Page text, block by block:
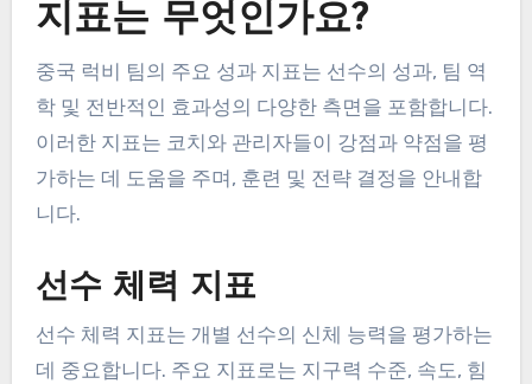
지표는 무엇인가요?
중국 럭비 팀의 주요 성과 지표는 선수의 성과, 팀 역
학 및 전반적인 효과성의 다양한 측면을 포함합니다.
이러한 지표는 코치와 관리자들이 강점과 약점을 평
가하는 데 도움을 주며, 훈련 및 전략 결정을 안내합
니다.
선수 체력 지표
선수 체력 지표는 개별 선수의 신체 능력을 평가하는
데 중요합니다. 주요 지표로는 지구력 수준, 속도, 힘